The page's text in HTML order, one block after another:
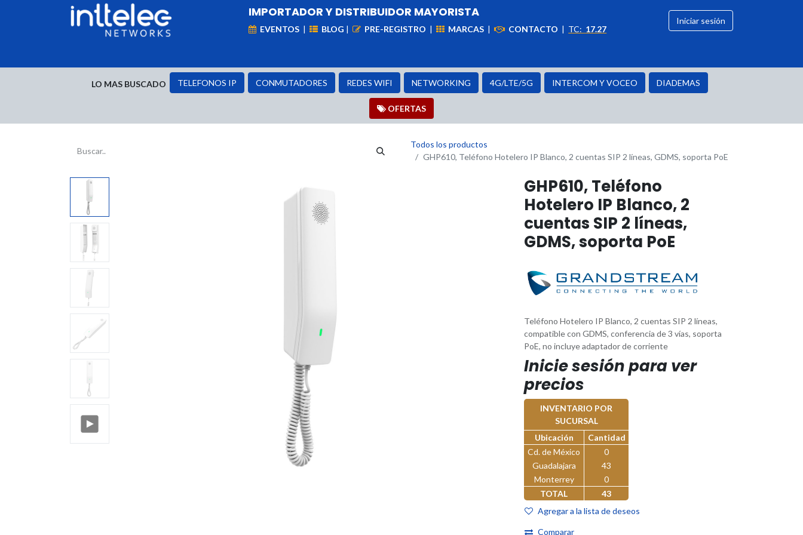
IMPORTADOR Y DISTRIBUIDOR MAYORISTA
EVENTOS | BLOG | PRE-REGISTRO | MARCAS | CONTACTO | TC: 17.27
Iniciar sesión
LO MAS BUSCADO TELEFONOS IP CONMUTADORES REDES WIFI NETWORKING 4G/LTE/5G INTERCOM Y VOCEO DIADEMAS
OFER​​​​TAS
Todos los productos
GHP610, Teléfono Hotelero IP Blanco, 2 cuentas SIP 2 líneas, GDMS, soporta PoE
GHP610, Teléfono
Hotelero IP Blanco, 2
cuentas SIP 2 líneas,
GDMS, soporta PoE
Teléfono Hotelero IP Blanco, 2 cuentas SIP 2 líneas,
compatible con GDMS, conferencia de 3 vías, soporta
PoE, no incluye adaptador de corriente
Inicie sesión para ver
precios
INVENTARIO POR
SUCURSAL
Ubicación
Cantidad
Cd. de México
0
Guadalajara
43
Monterrey
0
TOTAL
43
Agregar a la lista de deseos
Comparar